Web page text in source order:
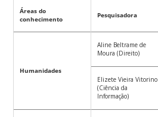
Áreas do
conhecimento
Pesquisadora
Humanidades
Aline Beltrame de
Moura (Direito)
Elizete Vieira Vitorino
(Ciência da
Informação)